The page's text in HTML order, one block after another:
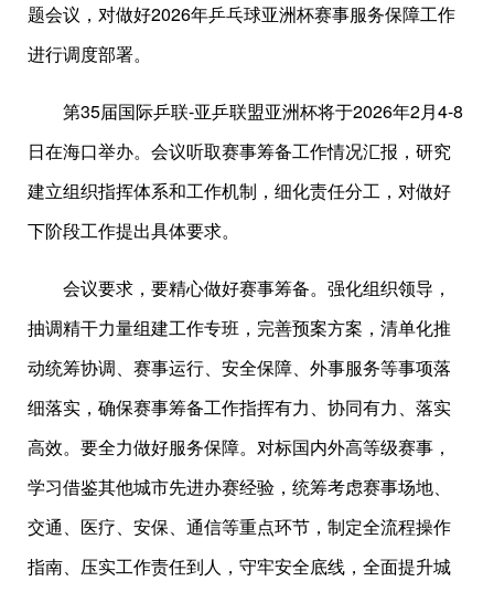
题会议，对做好2026年乒乓球亚洲杯赛事服务保障工作
进行调度部署。
第35届国际乒联-亚乒联盟亚洲杯将于2026年2月4-8
日在海口举办。会议听取赛事筹备工作情况汇报，研究
建立组织指挥体系和工作机制，细化责任分工，对做好
下阶段工作提出具体要求。
会议要求，要精心做好赛事筹备。强化组织领导，
抽调精干力量组建工作专班，完善预案方案，清单化推
动统筹协调、赛事运行、安全保障、外事服务等事项落
细落实，确保赛事筹备工作指挥有力、协同有力、落实
高效。要全力做好服务保障。对标国内外高等级赛事，
学习借鉴其他城市先进办赛经验，统筹考虑赛事场地、
交通、医疗、安保、通信等重点环节，制定全流程操作
指南、压实工作责任到人，守牢安全底线，全面提升城